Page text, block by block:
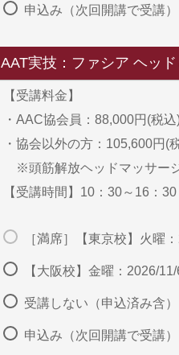
申込み（次回開講で受講）
AAT実技：ファシア ヘッ
【受講料金】
・AAC協会員：88,000円(税込
・協会以外の方：105,600円(
※頭筋解放ヘッドマッサー
【受講時間】10：30～16：
［満席］【東京校】火曜
【大阪校】金曜：2026/
受講しない（申込済み含）
申込み（次回開講で受講）